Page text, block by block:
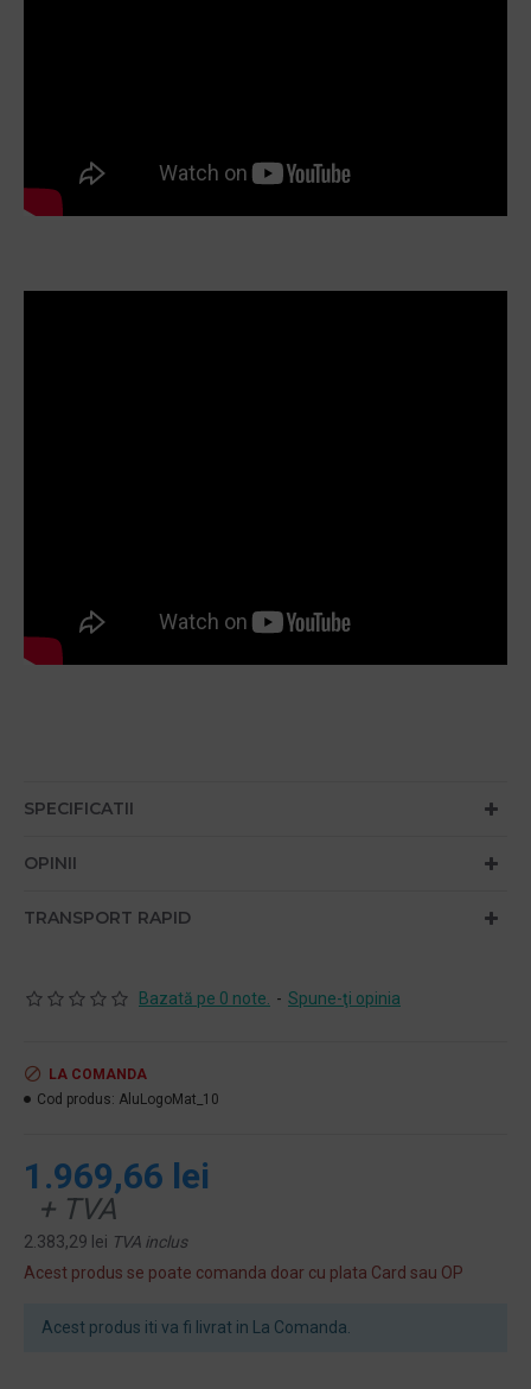
SPECIFICATII
OPINII
TRANSPORT RAPID
Acest produs iti va fi livrat in La Comanda.
Bazată pe 0 note. - Spune-ţi opinia
1.969,66 lei
+ TVA
2.383,29 lei TVA inclus
Acest produs se poate comanda doar cu plata Card sau OP
LA COMANDA
Cod produs: AluLogoMat_10